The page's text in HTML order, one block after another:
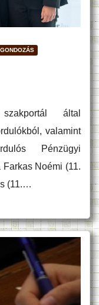
által
valamint
Pénzügyi
Noémi (11.
(11.…